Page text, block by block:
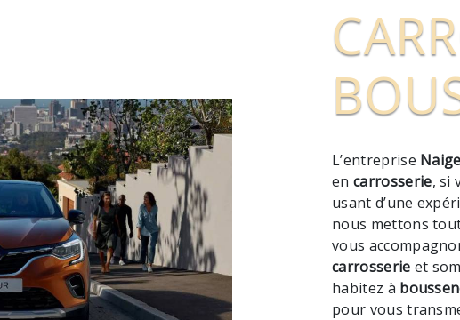
L’entreprise
en carrosserie, si
usant d’une
nous mettons
vous
carrosserie et
habitez à
pour vous